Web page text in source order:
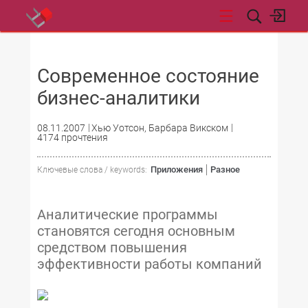
Современное состояние
бизнес-аналитики
08.11.2007
Хью Уотсон, Барбара Викском
4174 прочтения
Ключевые слова / keywords: Приложения Разное
Аналитические программы
становятся сегодня основным
средством повышения
эффективности работы компаний